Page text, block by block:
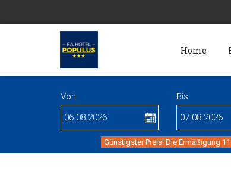
Home
Von Bis
Günstigster Preis! Die Ermäßigung